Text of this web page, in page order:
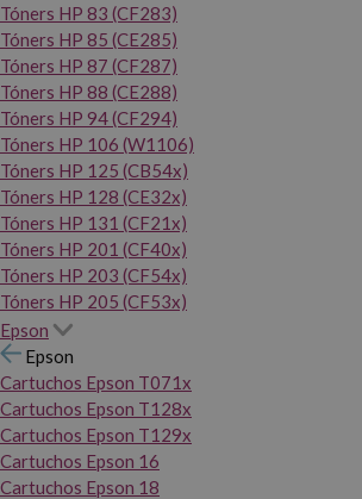
Tóners HP 83 (CF283)
Tóners HP 85 (CE285)
Tóners HP 87 (CF287)
Tóners HP 88 (CE288)
Tóners HP 94 (CF294)
Tóners HP 106 (W1106)
Tóners HP 125 (CB54x)
Tóners HP 128 (CE32x)
Tóners HP 131 (CF21x)
Tóners HP 201 (CF40x)
Tóners HP 203 (CF54x)
Tóners HP 205 (CF53x)
Epson
Epson
Cartuchos Epson T071x
Cartuchos Epson T128x
Cartuchos Epson T129x
Cartuchos Epson 16
Cartuchos Epson 18